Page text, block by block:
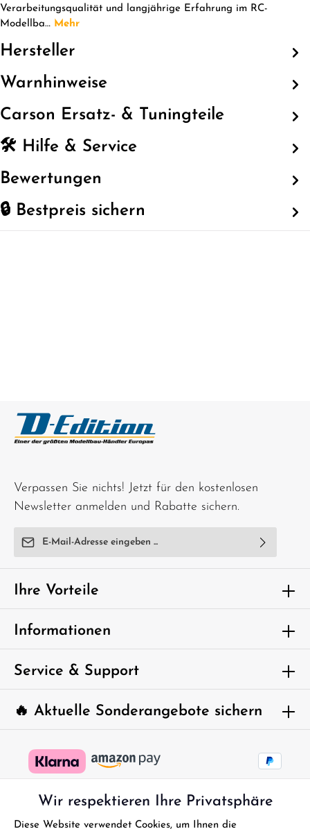
Verarbeitungsqualität und langjährige Erfahrung im RC-
Modellba… Mehr
Hersteller
Warnhinweise
Carson Ersatz- & Tuningteile
🛠️ Hilfe & Service
Bewertungen
🔒 Bestpreis sichern
Verpassen Sie nichts! Jetzt für den kostenlosen
Newsletter anmelden und Rabatte sichern.
E-Mail-Adresse*
Ich habe dieDatenschutzbestimmungenzur Kenntnis
genommen und die
einverstanden.
Um weiterzugehen, geben Sie die oben
abgebildeten Zeichen ein*
🔥 Aktuelle Sonderangebote sichern
Ihre Vorteile
Informationen
Service & Support
Wir respektieren Ihre Privatsphäre
Diese Website verwendet Cookies, um Ihnen die